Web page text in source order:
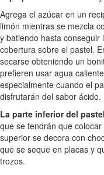
Agrega el azúcar en un
limón mientras se mezcla
y batiendo hasta
cobertura sobre el pastel.
secarse obteniendo un
prefieren usar agua
especialmente cuando el
disfrutarán del sabor ácido.
La parte inferior del
que se tendrán que
superior se decora con
que se seque en placas y
trozos.